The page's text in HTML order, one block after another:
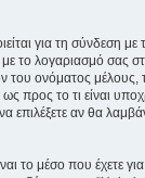
για τη σύνδεση με
με το λογαριασμό σας
ονόματος μέλους,
προς το τι είναι
επιλέξετε αν θα
το μέσο που έχετε